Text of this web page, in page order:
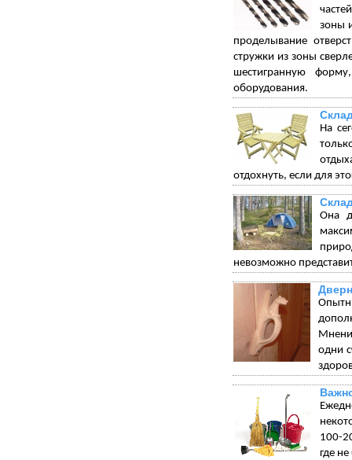
зоны
проделывание
стружки из зоны
шестигранную
оборудования.
На
отдохнуть, если для
Она
невозможно
одни
100-
где